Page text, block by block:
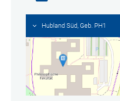
Hubland Süd, Geb. PH1